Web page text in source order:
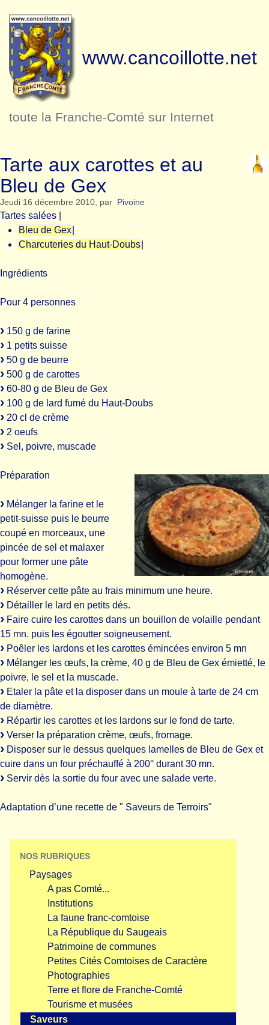
www.cancoillotte.net
toute la Franche-Comté sur Internet
Tarte aux carottes et au
Bleu de Gex
Jeudi 16 décembre 2010, par Pivoine
Tartes salées
Bleu de Gex
Charcuteries du Haut-Doubs
Ingrédients
Pour 4 personnes
150 g de farine
1 petits suisse
50 g de beurre
500 g de carottes
60-80 g de Bleu de Gex
100 g de lard fumé du Haut-Doubs
20 cl de crème
2 oeufs
Sel, poivre, muscade
Préparation
Mélanger la farine et le
petit-suisse puis le beurre
coupé en morceaux, une
pincée de sel et malaxer
pour former une pâte
homogène.
Réserver cette pâte au frais minimum une heure.
Détailler le lard en petits dés.
Faire cuire les carottes dans un bouillon de volaille pendant
15 mn. puis les égoutter soigneusement.
Poêler les lardons et les carottes émincées environ 5 mn
Mélanger les œufs, la crème, 40 g de Bleu de Gex émietté, le
poivre, le sel et la muscade.
Etaler la pâte et la disposer dans un moule à tarte de 24 cm
de diamètre.
Répartir les carottes et les lardons sur le fond de tarte.
Verser la préparation crème, œufs, fromage.
Disposer sur le dessus quelques lamelles de Bleu de Gex et
cuire dans un four préchauffé à 200° durant 30 mn.
Servir dès la sortie du four avec une salade verte.
Adaptation d’une recette de " Saveurs de Terroirs"
NOS RUBRIQUES
Paysages
A pas Comté...
Institutions
La faune franc-comtoise
La République du Saugeais
Patrimoine de communes
Petites Cités Comtoises de Caractère
Photographies
Terre et flore de Franche-Comté
Tourisme et musées
Saveurs